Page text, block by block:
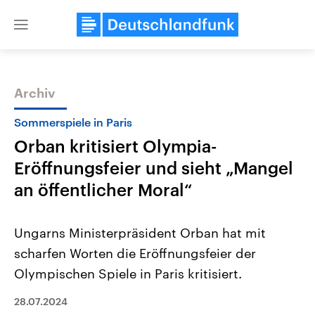
Close
Themen
2026
Alle Informationen
Sachsen-Anhalt wählt am 6.
Landtag. Seit 2021 wird das
Aktuelle Beiträge,
Hintergründe
Wirtschaftlich und
Archiv
Sommerspiele in Paris
Orban kritisiert Olympia-
Eröffnungsfeier und sieht „Mangel
an öffentlicher Moral“
Ungarns Ministerpräsident Orban hat mit
scharfen Worten die Eröffnungsfeier der
Olympischen Spiele in Paris kritisiert.
28.07.2024